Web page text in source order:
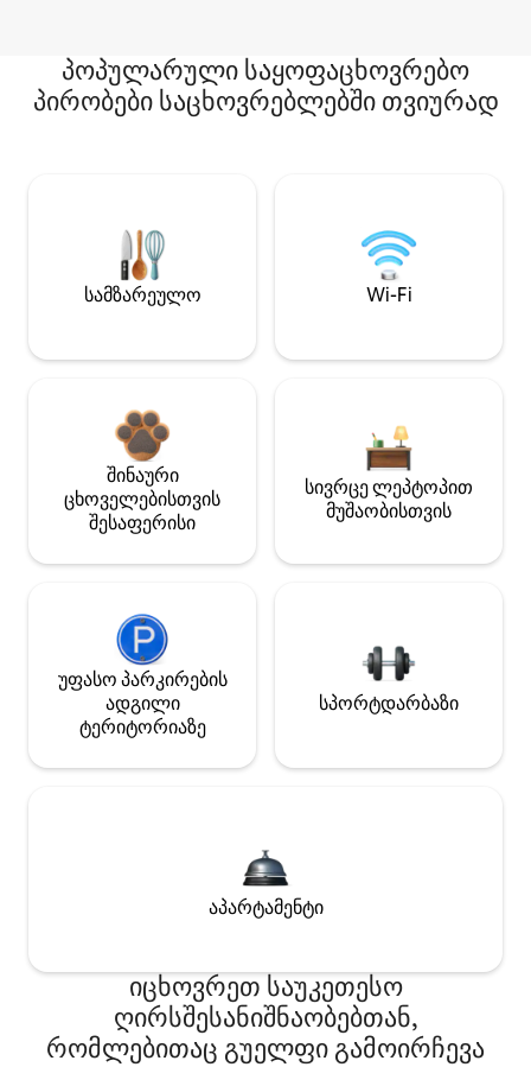
პოპულარული საყოფაცხოვრებო
პირობები საცხოვრებლებში თვიურად
სამზარეულო Wi-Fi
შინაური
ცხოველებისთვის
შესაფერისი
სივრცე ლეპტოპით
მუშაობისთვის
უფასო პარკირების
ადგილი
ტერიტორიაზე
სპორტდარბაზი
აპარტამენტი
იცხოვრეთ საუკეთესო
ღირსშესანიშნაობებთან,
რომლებითაც გუელფი გამოირჩევა